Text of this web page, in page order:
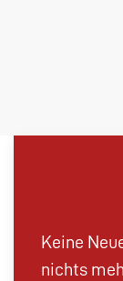
Keine
nichts